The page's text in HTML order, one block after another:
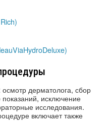
дерматолога, сбор
исключение
исследования.
включает также